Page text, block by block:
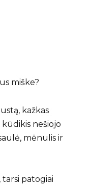
miške?
kažkas
nešiojo
mėnulis ir
patogiai